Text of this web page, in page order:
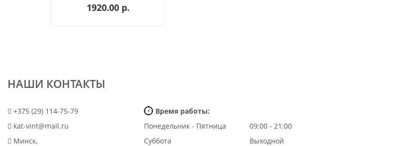
1920.00 p.
НАШИ КОНТАКТЫ
+375 (29) 114-75-79
kat-vint@mail.ru
Минск,
Время работы:
Понедельник - Пятница
09:00 - 21:00
Суббота
Выходной